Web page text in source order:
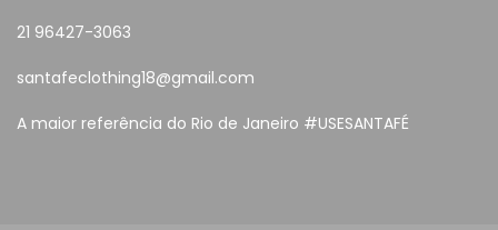
21 96427-3063
santafeclothing18@gmail.com
A maior referência do Rio de Janeiro #USESANTAFÉ